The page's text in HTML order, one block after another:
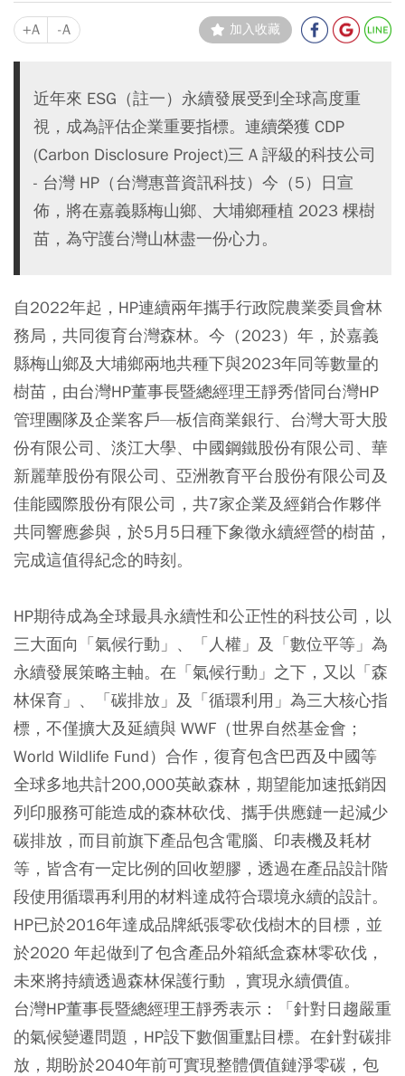
+A -A 加入收藏
近年來 ESG（註一）永續發展受到全球高度重
視，成為評估企業重要指標。連續榮獲 CDP
(Carbon Disclosure Project)三 A 評級的科技公司
- 台灣 HP（台灣惠普資訊科技）今（5）日宣
佈，將在嘉義縣梅山鄉、大埔鄉種植 2023 棵樹
苗，為守護台灣山林盡一份心力。
自2022年起，HP連續兩年攜手行政院農業委員會林
務局，共同復育台灣森林。今（2023）年，於嘉義
縣梅山鄉及大埔鄉兩地共種下與2023年同等數量的
樹苗，由台灣HP董事長暨總經理王靜秀偕同台灣HP
管理團隊及企業客戶—板信商業銀行、台灣大哥大股
份有限公司、淡江大學、中國鋼鐵股份有限公司、華
新麗華股份有限公司、亞洲教育平台股份有限公司及
佳能國際股份有限公司，共7家企業及經銷合作夥伴
共同響應參與，於5月5日種下象徵永續經營的樹苗，
完成這值得紀念的時刻。
HP期待成為全球最具永續性和公正性的科技公司，以
三大面向「氣候行動」、「人權」及「數位平等」為
永續發展策略主軸。在「氣候行動」之下，又以「森
林保育」、「碳排放」及「循環利用」為三大核心指
標，不僅擴大及延續與 WWF（世界自然基金會；
World Wildlife Fund）合作，復育包含巴西及中國等
全球多地共計200,000英畝森林，期望能加速抵銷因
列印服務可能造成的森林砍伐、攜手供應鏈一起減少
碳排放，而目前旗下產品包含電腦、印表機及耗材
等，皆含有一定比例的回收塑膠，透過在產品設計階
段使用循環再利用的材料達成符合環境永續的設計。
HP已於2016年達成品牌紙張零砍伐樹木的目標，並
於2020 年起做到了包含產品外箱紙盒森林零砍伐，
未來將持續透過森林保護行動 ，實現永續價值。
台灣HP董事長暨總經理王靜秀表示：「針對日趨嚴重
的氣候變遷問題，HP設下數個重點目標。在針對碳排
放，期盼於2040年前可實現整體價值鏈淨零碳，包